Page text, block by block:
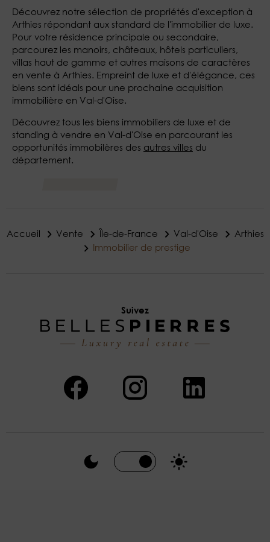
Découvrez notre sélection de propriétés d'exception à
Arthies répondant aux standard de l'immobilier de luxe.
Pour votre résidence principale ou secondaire,
parcourez les manoirs, châteaux, hôtels particuliers,
villas haut de gamme et autres maisons de caractères
en vente à Arthies. Empreint de luxe et d'élégance, ces
biens sont idéals pour une prochaine acquisition
immobilière en Val-d'Oise.
Découvrez tous les biens immobiliers de luxe et de
standing à vendre en Val-d'Oise en parcourant les
opportunités immobilères des autres villes du
département.
Accueil Vente Île-de-France Val-d'Oise
Arthies
Immobilier de prestige
Suivez